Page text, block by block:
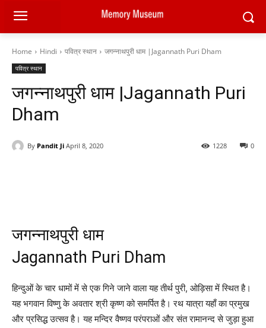
Home Hindi पवित्र स्थान जगन्नाथपुरी धाम |Jagannath Puri Dham
पवित्र स्थान
जगन्नाथपुरी धाम |Jagannath Puri
Dham
By Pandit Ji April 8, 2020 0
1228
जगन्नाथपुरी धाम
Jagannath Puri Dham
हिन्दुओं के चार धामों में से एक गिने जाने वाला यह तीर्थ पुरी, ओड़िसा में स्थित है।
यह भगवान विष्णु के अवतार श्री कृष्ण को समर्पित है। रथ यात्रा यहाँ का प्रमुख
और प्रसिद्ध उत्सव है। यह मन्दिर वैष्णव परंपराओं और संत रामानन्द से जुड़ा हुआ